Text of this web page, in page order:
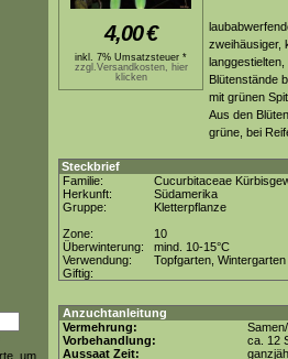
um
4,00€
inkl. 7% Umsatzsteuer *
zzgl.Versandkosten, hier
klicken
zweihäusiger,
Blütenstände
mit grünen
Aus den
grüne, bei
Steckbrief
Familie:
Cucurbitaceae
Herkunft:
Südamerika
Gruppe:
Kletterpflanze
Zone:
10
Überwinterung:
mind. 10-15°C
Verwendung:
Topfgarten, Wintergarten
Giftig:
Anzuchtanleitung
Vermehrung:
Vorbehandlung:
ca. 12
Aussaat Zeit: